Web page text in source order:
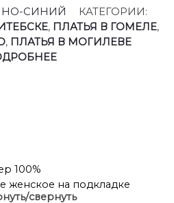
СИНИЙ
КАТЕГОРИИ:
, ПЛАТЬЯ В ГОМЕЛЕ,
, ПЛАТЬЯ В МОГИЛЕВЕ
100%
женское на подкладке
с округлым вырезом
свернуть